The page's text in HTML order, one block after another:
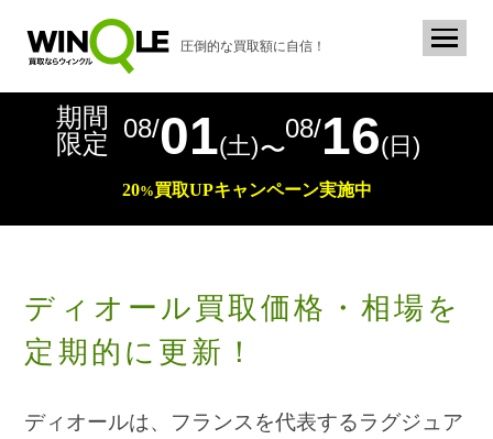
圧倒的な買取額に自信！
期間
限定
08/01(土)〜
08/16(日)
20%買取UPキャンペーン実施中
ディオール買取価格・相場を
定期的に更新！
ディオールは、フランスを代表するラグジュア